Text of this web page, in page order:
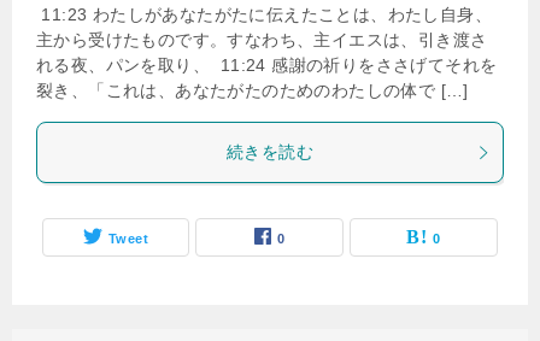
11:23 わたしがあなたがたに伝えたことは、わたし自身、
主から受けたものです。すなわち、主イエスは、引き渡さ
れる夜、パンを取り、 11:24 感謝の祈りをささげてそれを
裂き、「これは、あなたがたのためのわたしの体で […]
続きを読む
Tweet 0 0